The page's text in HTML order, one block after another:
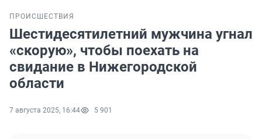
ПРОИСШЕСТВИЯ
Шестидесятилетний мужчина угнал
«скорую», чтобы поехать на
свидание в Нижегородской
области
7 августа 2025, 16:44 5 901